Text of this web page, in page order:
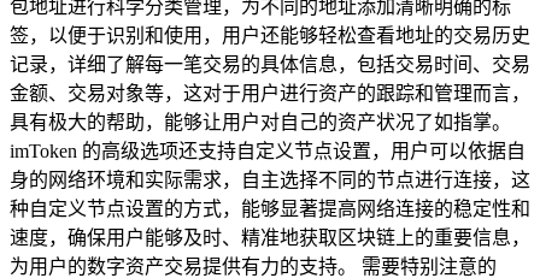
包地址进行科学分类管理，为不同的地址添加清晰明确的标
签，以便于识别和使用，用户还能够轻松查看地址的交易历史
记录，详细了解每一笔交易的具体信息，包括交易时间、交易
金额、交易对象等，这对于用户进行资产的跟踪和管理而言，
具有极大的帮助，能够让用户对自己的资产状况了如指掌。
imToken 的高级选项还支持自定义节点设置，用户可以依据自
身的网络环境和实际需求，自主选择不同的节点进行连接，这
种自定义节点设置的方式，能够显著提高网络连接的稳定性和
速度，确保用户能够及时、精准地获取区块链上的重要信息，
为用户的数字资产交易提供有力的支持。 需要特别注意的